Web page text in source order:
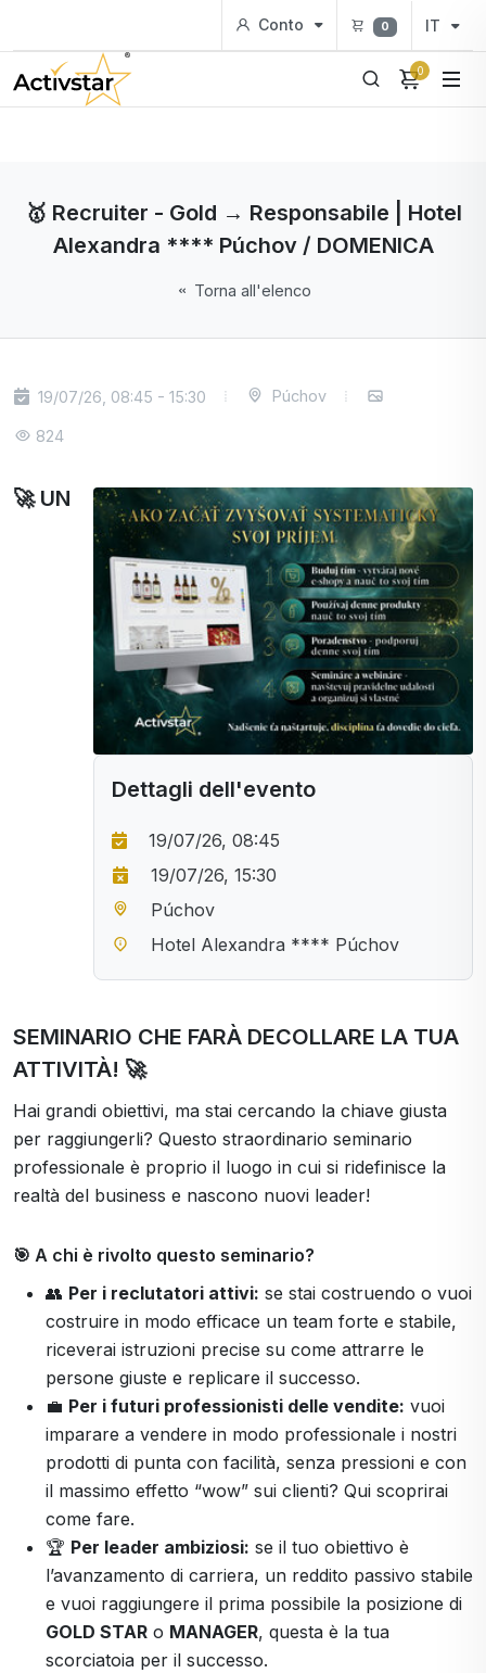
Conto 0 IT
0
🥇 Recruiter - Gold → Responsabile | Hotel
Alexandra **** Púchov / DOMENICA
Torna all'elenco
19/07/26, 08:45 - 15:30 Púchov
824
Dettagli dell'evento
19/07/26, 08:45
19/07/26, 15:30
Púchov
Hotel Alexandra **** Púchov
🚀 UN
SEMINARIO CHE FARÀ DECOLLARE LA TUA
ATTIVITÀ! 🚀
Hai grandi obiettivi, ma stai cercando la chiave giusta
per raggiungerli? Questo straordinario seminario
professionale è proprio il luogo in cui si ridefinisce la
realtà del business e nascono nuovi leader!
🎯 A chi è rivolto questo seminario?
👥 Per i reclutatori attivi: se stai costruendo o vuoi
costruire in modo efficace un team forte e stabile,
riceverai istruzioni precise su come attrarre le
persone giuste e replicare il successo.
💼 Per i futuri professionisti delle vendite: vuoi
imparare a vendere in modo professionale i nostri
prodotti di punta con facilità, senza pressioni e con
il massimo effetto “wow” sui clienti? Qui scoprirai
come fare.
🏆 Per leader ambiziosi: se il tuo obiettivo è
l’avanzamento di carriera, un reddito passivo stabile
e vuoi raggiungere il prima possibile la posizione di
GOLD STAR o MANAGER, questa è la tua
scorciatoia per il successo.